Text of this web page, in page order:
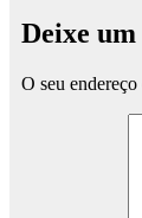
Deixe
O seu